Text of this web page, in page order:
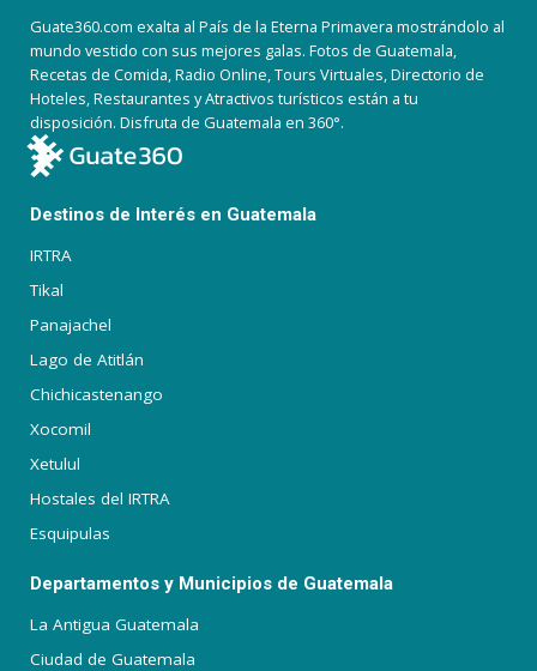
Guate360.com exalta al País de la Eterna Primavera mostrándolo al
mundo vestido con sus mejores galas. Fotos de Guatemala,
Recetas de Comida, Radio Online, Tours Virtuales, Directorio de
Hoteles, Restaurantes y Atractivos turísticos están a tu
disposición. Disfruta de Guatemala en 360°.
Destinos de Interés en Guatemala
IRTRA
Tikal
Panajachel
Lago de Atitlán
Chichicastenango
Xocomil
Xetulul
Hostales del IRTRA
Esquipulas
Departamentos y Municipios de Guatemala
La Antigua Guatemala
Ciudad de Guatemala